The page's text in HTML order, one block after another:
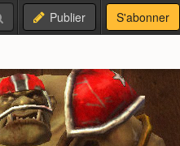
Publier S'abonner